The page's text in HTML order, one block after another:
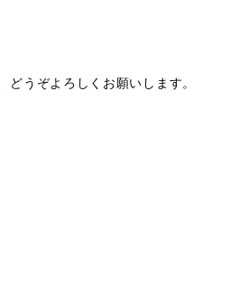
どうぞよろしくお願いします。